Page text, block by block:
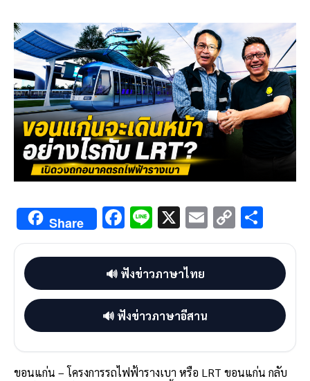
Share F
ac
e
b
o
o
k
Li
n
e
X E
m
ai
l
C
o
py
Li
n
k
h
ar
e
🔊 ฟังข่าวภาษาไทย
🔊 ฟังข่าวภาษาอีสาน
ขอนแก่น – โครงการรถไฟฟ้ารางเบา หรือ LRT ขอนแก่น กลับ